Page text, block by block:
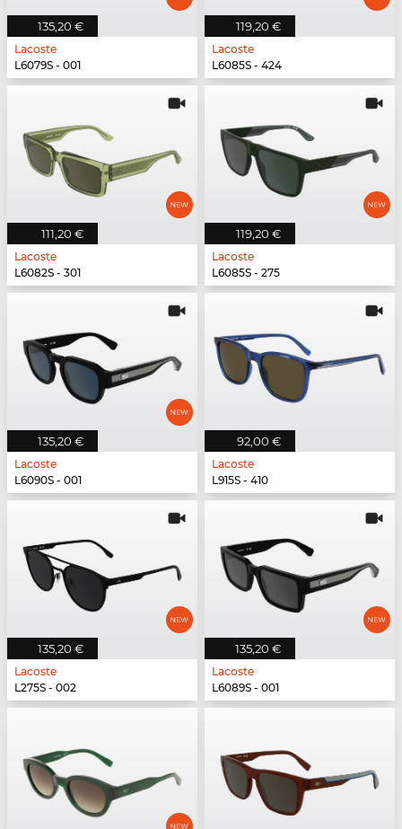
135,20 €
Lacoste
L6079S - 001
119,20 €
Lacoste
L6085S - 424
111,20 €
Lacoste
L6082S - 301
119,20 €
Lacoste
L6085S - 275
135,20 €
Lacoste
L6090S - 001
92,00 €
Lacoste
L915S - 410
135,20 €
Lacoste
L275S - 002
135,20 €
Lacoste
L6089S - 001